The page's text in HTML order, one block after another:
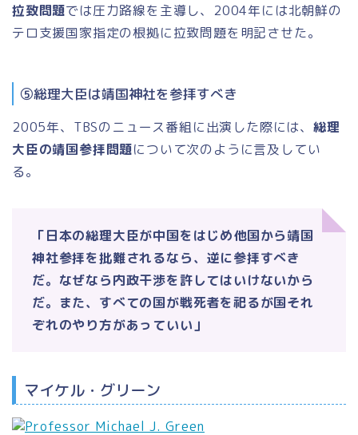
拉致問題では圧力路線を主導し、2004年には北朝鮮の
テロ支援国家指定の根拠に拉致問題を明記させた。
⑤総理大臣は靖国神社を参拝すべき
2005年、TBSのニュース番組に出演した際には、 総理
大臣の靖国参拝問題について次のように言及してい
る。
「日本の総理大臣が中国をはじめ他国から靖国
神社参拝を批難されるなら、逆に参拝すべき
だ。なぜなら内政干渉を許してはいけないから
だ。また、すべての国が戦死者を祀るが国それ
ぞれのやり方があっていい」
マイケル・グリーン